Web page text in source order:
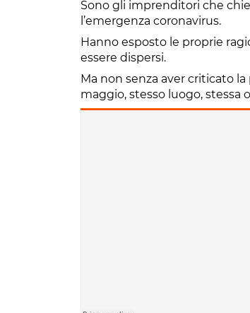
Sono gli imprenditori che
l’emergenza coronavirus.
Hanno esposto le proprie
essere dispersi.
Ma non senza aver criticato
maggio, stesso luogo, stessa